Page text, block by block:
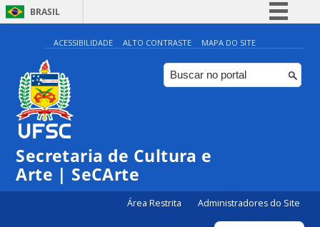
BRASIL
Simplifique!
Comunica BR
Participe
ACESSIBILIDADE ALTO CONTRASTE MAPA DO SITE
Secretaria de Cultura e
Arte | SeCArte
Área Restrita Administradores do Site